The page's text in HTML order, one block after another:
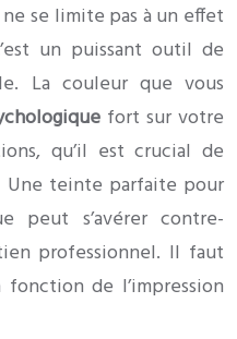
se limite pas à un effet
un puissant outil de
La couleur que vous
fort sur votre
qu’il est crucial de
teinte parfaite pour
peut s’avérer contre-
professionnel. Il faut
de l’impression